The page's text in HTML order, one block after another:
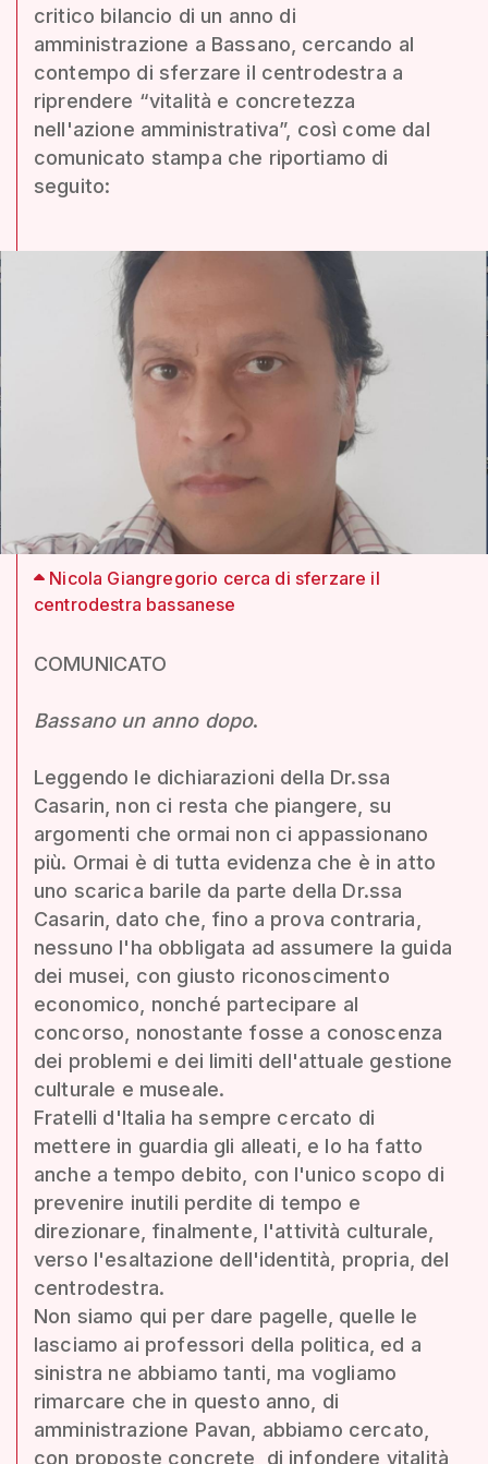
critico bilancio di un anno di
amministrazione a Bassano, cercando al
contempo di sferzare il centrodestra a
riprendere “vitalità e concretezza
nell'azione amministrativa”, così come dal
comunicato stampa che riportiamo di
seguito:
Nicola Giangregorio cerca di sferzare il
centrodestra bassanese
COMUNICATO
Bassano un anno dopo.
Leggendo le dichiarazioni della Dr.ssa
Casarin, non ci resta che piangere, su
argomenti che ormai non ci appassionano
più. Ormai è di tutta evidenza che è in atto
uno scarica barile da parte della Dr.ssa
Casarin, dato che, fino a prova contraria,
nessuno l'ha obbligata ad assumere la guida
dei musei, con giusto riconoscimento
economico, nonché partecipare al
concorso, nonostante fosse a conoscenza
dei problemi e dei limiti dell'attuale gestione
culturale e museale.
Fratelli d'Italia ha sempre cercato di
mettere in guardia gli alleati, e lo ha fatto
anche a tempo debito, con l'unico scopo di
prevenire inutili perdite di tempo e
direzionare, finalmente, l'attività culturale,
verso l'esaltazione dell'identità, propria, del
centrodestra.
Non siamo qui per dare pagelle, quelle le
lasciamo ai professori della politica, ed a
sinistra ne abbiamo tanti, ma vogliamo
rimarcare che in questo anno, di
amministrazione Pavan, abbiamo cercato,
con proposte concrete, di infondere vitalità